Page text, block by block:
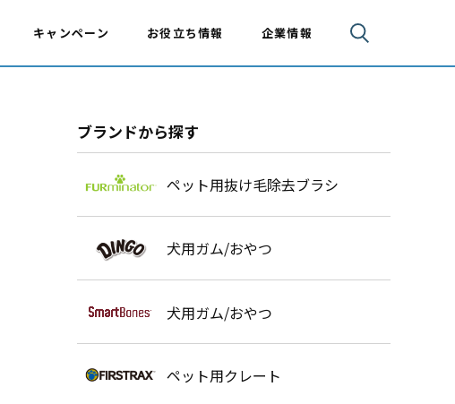
キャンペーン お役立ち情報 企業情報
ブランドから探す
ペット用抜け毛除去ブラシ
犬用ガム/おやつ
犬用ガム/おやつ
ペット用クレート